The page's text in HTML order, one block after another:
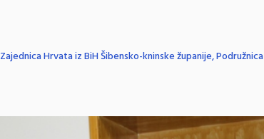
Zajednica Hrvata iz BiH Šibensko-kninske županije,